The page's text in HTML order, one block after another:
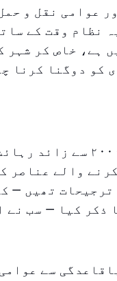
عوامی نقل و
نظام وقت کے
کو دوگنا کرنا
الفطیم نے متحدہ عرب امارات بھر
والے عناصر
تھیں —
ذکر کیا — سب نے
باقاعدگی سے